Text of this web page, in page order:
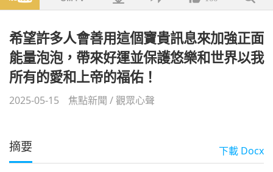
希望許多人會善用這個寶貴訊息來加強正面
能量泡泡，帶來好運並保護悠樂和世界以我
所有的愛和上帝的福佑！
2025-05-15 焦點新聞 /觀眾心聲
摘要 下載 Docx